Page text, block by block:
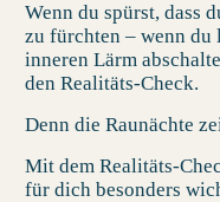
Wenn du spürst, dass
zu fürchten – wenn du
inneren Lärm
den Realitäts-Check.
Denn die Raunächte
Mit dem Realitäts-
für dich besonders